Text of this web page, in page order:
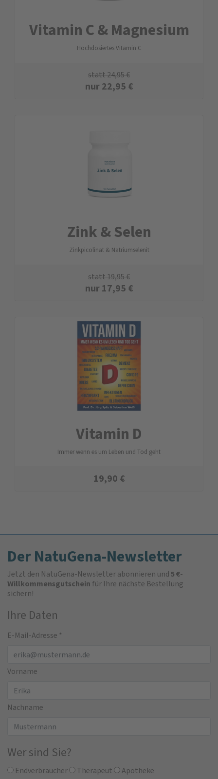
Vitamin C & Magnesium
Hochdosiertes Vitamin C
statt24,95€
nur22,95 €
Zink & Selen
Zinkpicolinat & Natriumselenit
statt19,95€
nur17,95 €
Vitamin D
Immer wenn es um Leben und Tod geht
19,90 €
Der NatuGena-Newsletter
Jetzt den NatuGena-Newsletter abonnieren und5 €-
Willkommensgutschein für Ihre nächste Bestellung
sichern!
Ihre Daten
E-Mail-Adresse *
Vorname
Nachname
Wer sind Sie?
Endverbraucher Therapeut Apotheke